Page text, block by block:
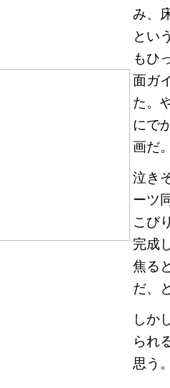
み、
とい
もひ
面ガ
た。
にで
画だ
泣き
ーツ
こび
完成
焦る
だ、
しか
られ
思う